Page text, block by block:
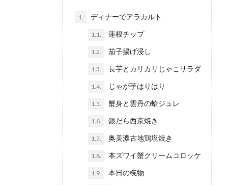
1. ディナーでアラカルト
1.1. 蓮根チップ
1.2. 茄子揚げ浸し
1.3. 長芋とカリカリじゃこサラダ
1.4. じゃが芋はりはり
1.5. 蟹身と雲丹の蛤ジュレ
1.6. 銀だら西京焼き
1.7. 奥美濃古地鶏塩焼き
1.8. 本ズワイ蟹クリームコロッケ
1.9. 本日の椀物